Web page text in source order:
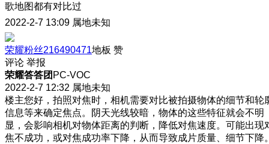
歌地图都有对比过
2022-2-7 13:09 属地未知
荣耀粉丝216490471地板 赞
评论 举报
荣耀答答团 PC-VOC
2022-2-7 12:32 属地未知
楼主您好，拍照对焦时，相机需要对比被拍摄物体的细节和轮
信息等来确定焦点。阴天光线较暗，物体的这些特征就会不明
显，会影响相机对物体距离的判断，降低对焦速度。可能出现
焦不成功，或对焦成功率下降，从而导致成片质量、细节下降